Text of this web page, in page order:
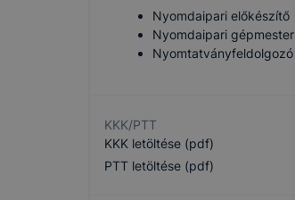
Nyomdaipari előkészítő
Nyomdaipari gépmester
Nyomtatványfeldolgozó
KKK/PTT
KKK letöltése (pdf)
PTT letöltése (pdf)